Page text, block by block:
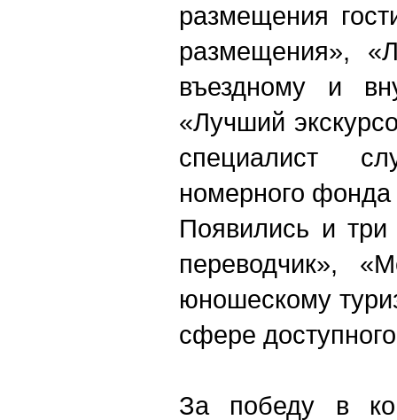
размещения
размещения»,
въездному и
«Лучший
специалист
номерного фонда
Появились и
переводчик»,
юношескому
сфере
За победу в